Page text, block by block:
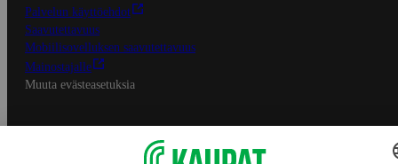
Palvelun käyttöehdot
Saavutettavuus
Mobiilisovelluksen saavutettavuus
Mainostajalle
Muuta evästeasetuksia
S-ryhmän palvelut